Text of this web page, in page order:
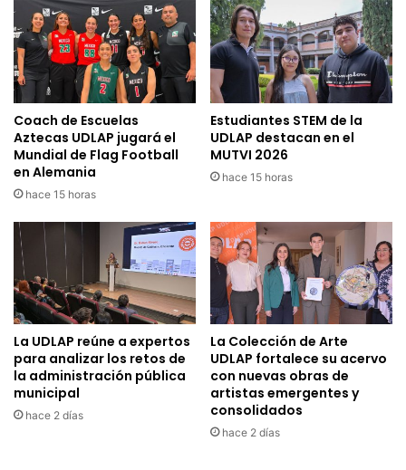
Coach de Escuelas
Aztecas UDLAP jugará el
Mundial de Flag Football
en Alemania
hace 15 horas
Estudiantes STEM de la
UDLAP destacan en el
MUTVI 2026
hace 15 horas
La UDLAP reúne a expertos
para analizar los retos de
la administración pública
municipal
hace 2 días
La Colección de Arte
UDLAP fortalece su acervo
con nuevas obras de
artistas emergentes y
consolidados
hace 2 días